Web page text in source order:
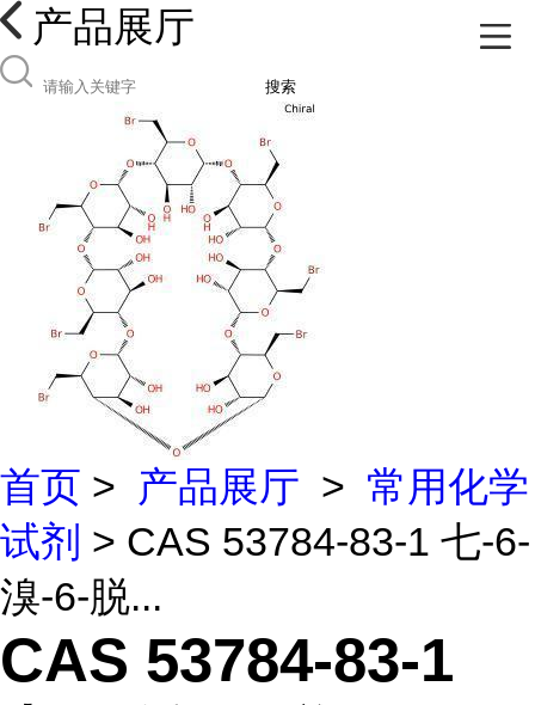
产品展厅
搜索
首页 > 产品展厅 > 常用化学
试剂 > CAS 53784-83-1 七-6-
溴-6-脱...
CAS 53784-83-1